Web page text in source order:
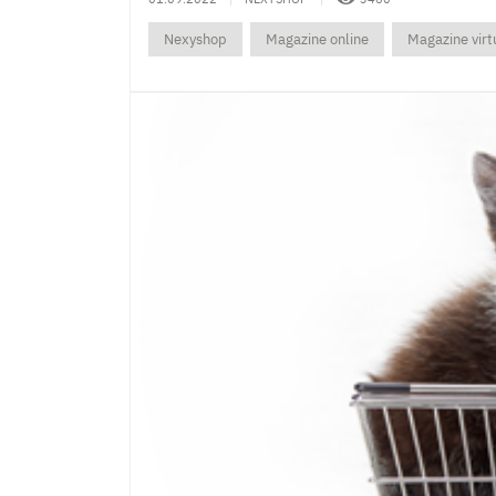
Nexyshop Magazine online Magazine